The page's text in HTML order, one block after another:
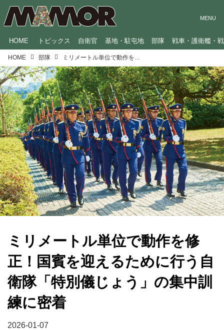
HOME トピックス 自衛官 基地・駐屯地 部隊 戦車・護衛艦・
HOME 部隊
ミリメートル単位で動作を修
正！国賓を迎えるために行う自
衛隊「特別儀じょう」の集中訓
練に密着
2026-01-07